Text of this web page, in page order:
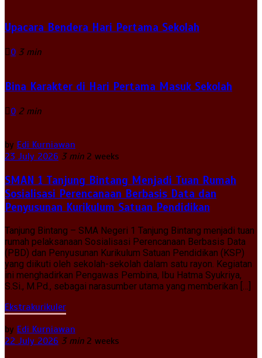
Upacara Bendera Hari Pertama Sekolah
0 3 min
Bina Karakter di Hari Pertama Masuk Sekolah
0 2 min
by Edi Kurniawan
23 July 2026 3 min 2 weeks
SMAN 1 Tanjung Bintang Menjadi Tuan Rumah
Sosialisasi Perencanaan Berbasis Data dan
Penyusunan Kurikulum Satuan Pendidikan
Tanjung Bintang – SMA Negeri 1 Tanjung Bintang menjadi tuan
rumah pelaksanaan Sosialisasi Perencanaan Berbasis Data
(PBD) dan Penyusunan Kurikulum Satuan Pendidikan (KSP)
yang diikuti oleh sekolah-sekolah dalam satu rayon. Kegiatan
ini menghadirkan Pengawas Pembina, Ibu Hatma Syukriya,
S.Si., M.Pd., sebagai narasumber utama yang memberikan […]
Ekstrakurikuler
by Edi Kurniawan
22 July 2026 3 min 2 weeks